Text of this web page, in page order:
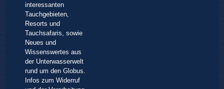
interessanten
Tauchgebieten,
Resorts und
Tauchsafaris, sowie
Neues und
Wissenswertes aus
der Unterwasserwelt
rund um den Globus.
Infos zum Widerruf